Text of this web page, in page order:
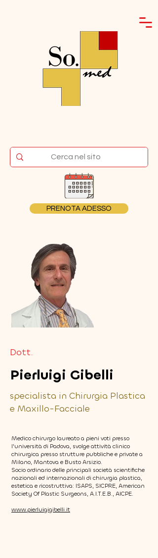
PRENOTA ADESSO
Dott.
Pierluigi Gibelli
specialista in Chirurgia Plastica
e Maxillo-Facciale
Medico chirurgo laureato a pieni voti presso
l'università di Padova, svolge attività clinico
chirurgica presso strutture pubbliche e private a
Milano, Mantova e Busto Arsizio.
Socio ordinario delle principali società scientifiche
nazionali ed internazionali di chirurgia plastica,
estetica e ricostruttiva: ISAPS, SICPRE, American
Society Of Plastic Surgeons, A.I.T.E.B., AICPE.
www.pierluigigibelli.it